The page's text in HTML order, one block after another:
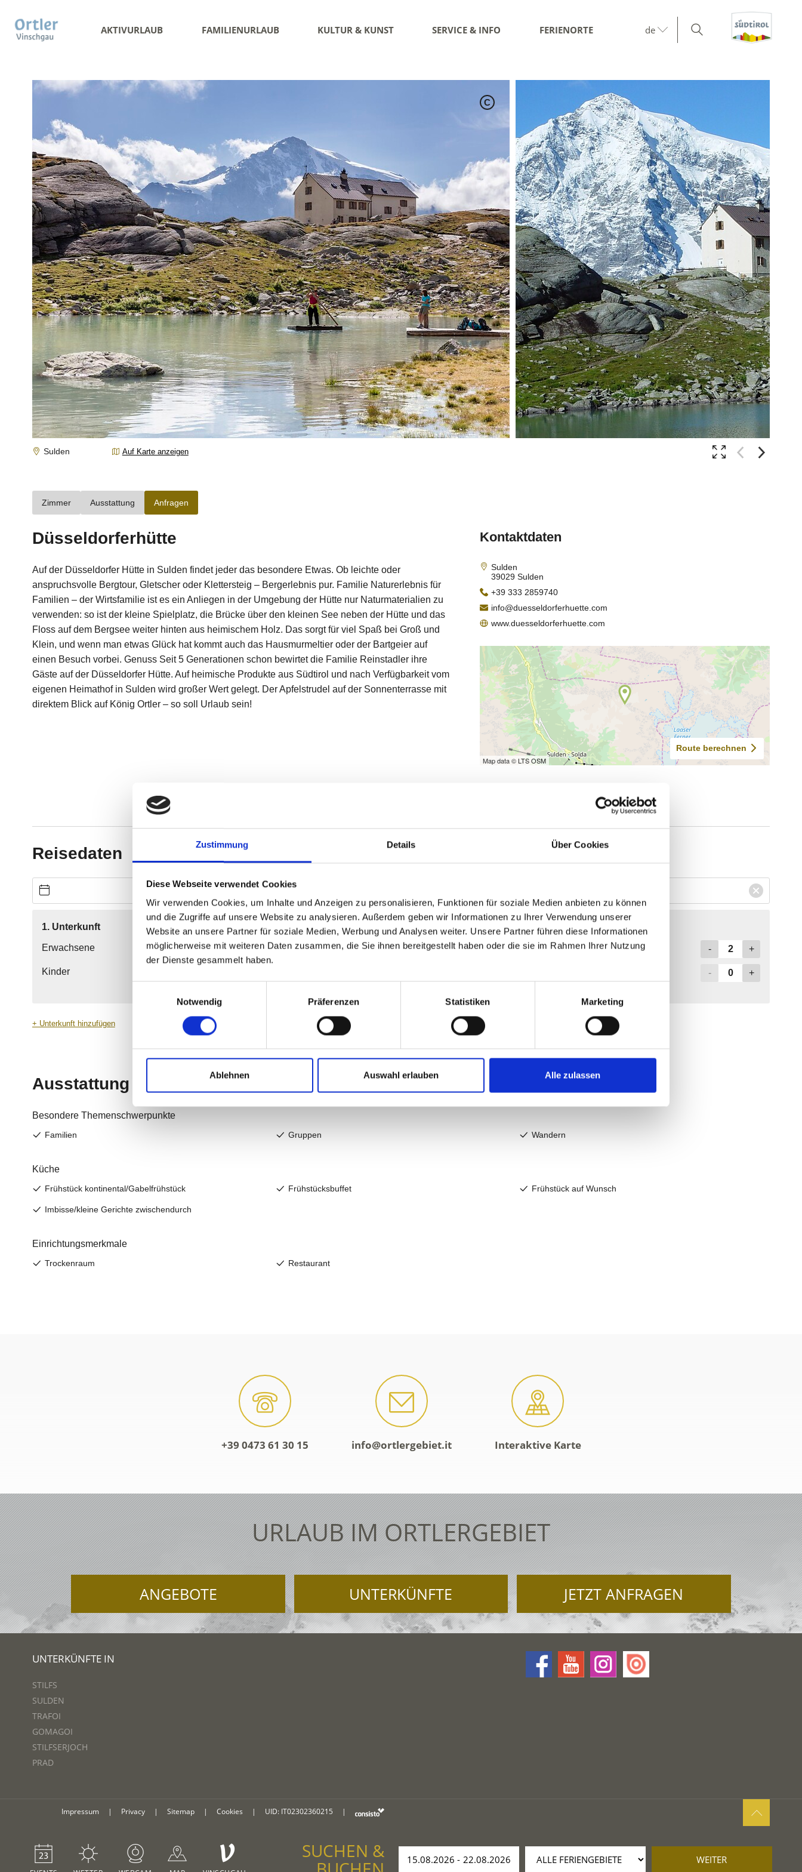
Zustimmung Details Über Cookies
Diese Webseite verwendet Cookies
Wir verwenden Cookies, um Inhalte und Anzeigen zu personalisieren, Funktionen für soziale Medien anbieten zu können
und die Zugriffe auf unsere Website zu analysieren. Außerdem geben wir Informationen zu Ihrer Verwendung unserer
Website an unsere Partner für soziale Medien, Werbung und Analysen weiter. Unsere Partner führen diese Informationen
möglicherweise mit weiteren Daten zusammen, die Sie ihnen bereitgestellt haben oder die sie im Rahmen Ihrer Nutzung
der Dienste gesammelt haben.
Notwendig
Präferenzen Statistiken Marketing
Ablehnen Auswahl erlauben Alle zulassen
AKTIVURLAUB FAMILIENURLAUB KULTUR & KUNST SERVICE & INFO FERIENORTE de
+39 0473 61 30 15 info@ortlergebiet.it Interaktive Karte
URLAUB IM ORTLERGEBIET
ANGEBOTE UNTERKÜNFTE JETZT ANFRAGEN
UNTERKÜNFTE IN
STILFS
SULDEN
TRAFOI
GOMAGOI
STILFSERJOCH
PRAD
Impressum | Privacy | Sitemap | Cookies | UID: IT02302360215 |
V SUCHEN & WEITER